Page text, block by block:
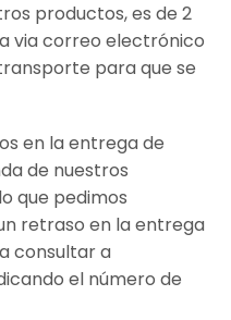
productos, es de 2
via correo electrónico
para que se
en la entrega de
de nuestros
que pedimos
retraso en la entrega
consultar a
el número de